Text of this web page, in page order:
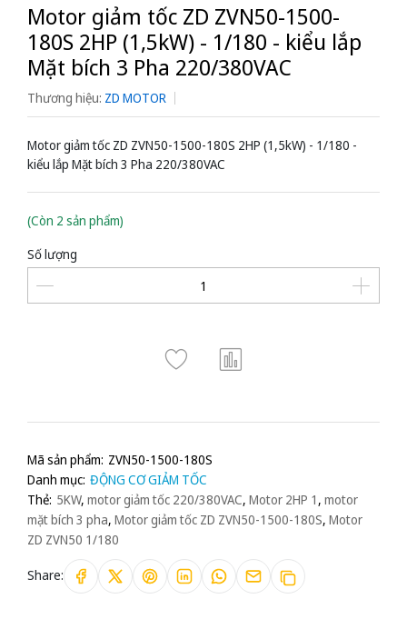
Motor giảm tốc ZD ZVN50-1500-
180S 2HP (1,5kW) - 1/180 - kiểu lắp
Mặt bích 3 Pha 220/380VAC
Thương hiệu: ZD MOTOR
Motor giảm tốc ZD ZVN50-1500-180S 2HP (1,5kW) - 1/180 -
kiểu lắp Mặt bích 3 Pha 220/380VAC
(Còn 2 sản phẩm)
Số lượng
Mã sản phẩm: ZVN50-1500-180S
Danh mục: ĐỘNG CƠ GIẢM TỐC
Thẻ: 5KW, motor giảm tốc 220/380VAC, Motor 2HP 1 , motor
mặt bích 3 pha, Motor giảm tốc ZD ZVN50-1500-180S, Motor
ZD ZVN50 1/180
Share: